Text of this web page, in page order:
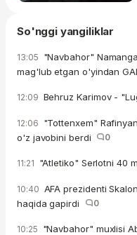
So'nggi yangiliklar
13:05 "Navbahor"
mag'lub etgan o'yindan
12:09 Behruz Karimov -
12:06 "Tottenxem"
o'z javobini berdi
0
11:21 "Atletiko" Serlotni 40
10:40 AFA prezidenti
haqida gapirdi
0
10:25 "Navbahor" muxlisi